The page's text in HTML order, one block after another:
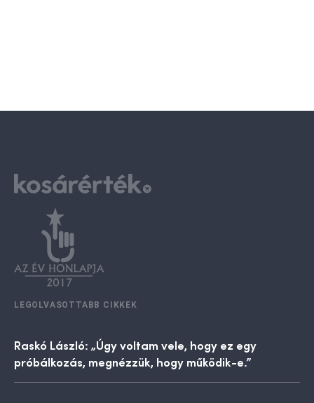
LEGOLVASOTTABB CIKKEK
Raskó László: „Úgy voltam vele, hogy ez egy
próbálkozás, megnézzük, hogy működik-e.”